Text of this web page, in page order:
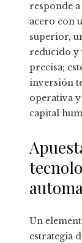
responde
acero con
superior,
reducido y
precisa;
inversión
operativa
capital
Un
estrategia